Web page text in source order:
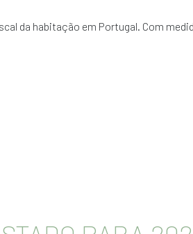
da habitação em Portugal. Com